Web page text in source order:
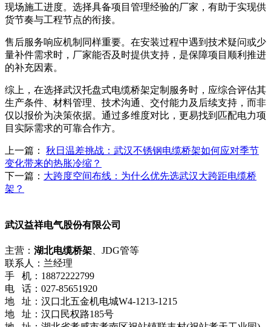
现场施工进度。选择具备项目管理经验的厂家，有助于实现供
货节奏与工程节点的衔接。
售后服务响应机制同样重要。在安装过程中遇到技术疑问或少
量补件需求时，厂家能否及时提供支持，是保障项目顺利推进
的补充因素。
综上，在选择武汉托盘式电缆桥架定制服务时，应综合评估其
生产条件、材料管理、技术沟通、交付能力及后续支持，而非
仅以报价为决策依据。通过多维度对比，更易找到匹配电力项
目实际需求的可靠合作方。
上一篇： 秋日温差挑战：武汉不锈钢电缆桥架如何应对季节
变化带来的热胀冷缩？
下一篇： 大跨度空间布线：为什么优先选武汉大跨距电缆桥
架？
武汉益祥电气股份有限公司
主营： 湖北电缆桥架 、JDG管等
联系人：兰经理
手 机：18872222799
电 话：027-85651920
地 址：汉口北五金机电城W4-1213-1215
地 址：汉口民权路185号